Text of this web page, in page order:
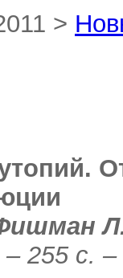
>
255 с. –